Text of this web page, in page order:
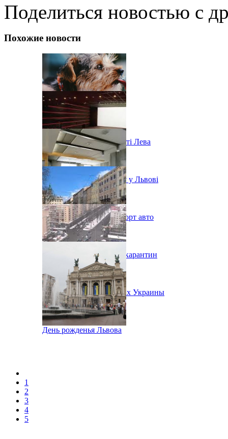
Поделиться новостью с
Похожие новости
Ярмарок морозива у місті Лева
Послаблення карантину у Львові
В Украине урезали импорт авто
Во Львове ужесточают карантин
Народное Вече в городах Украины
День рожденья Львова
1
2
3
4
5